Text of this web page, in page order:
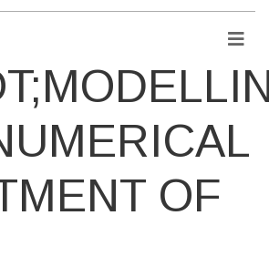
OF